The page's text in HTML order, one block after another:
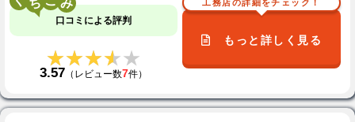
口コミによる評判
★★★★★
★★★★★
3.57 （レビュー数7件）
工務店の詳細をチェック！
もっと詳しく見る